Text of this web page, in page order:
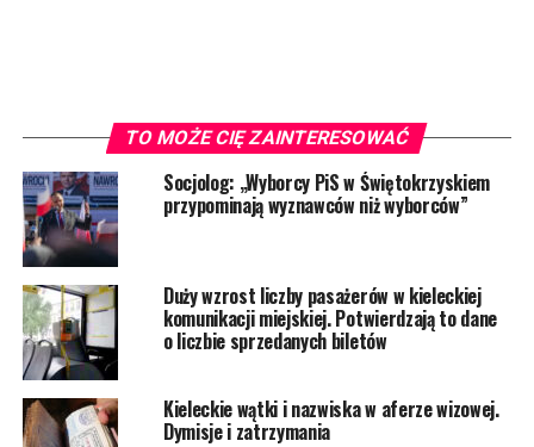
TO MOŻE CIĘ ZAINTERESOWAĆ
Socjolog: „Wyborcy PiS w Świętokrzyskiem
przypominają wyznawców niż wyborców”
Duży wzrost liczby pasażerów w kieleckiej
komunikacji miejskiej. Potwierdzają to dane
o liczbie sprzedanych biletów
Kieleckie wątki i nazwiska w aferze wizowej.
Dymisje i zatrzymania